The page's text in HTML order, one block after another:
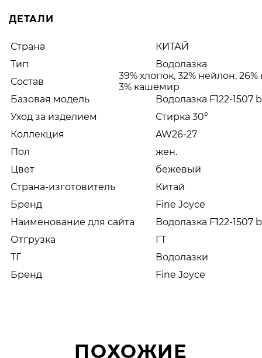
ДЕТАЛИ
Страна
КИТАЙ
Тип
Водолазка
Состав
39% хлопок, 32% нейлон,
3% кашемир
Базовая модель
Водолазка F122-1507
Уход за изделием
Стирка 30°
Коллекция
AW26-27
Пол
жен.
Цвет
бежевый
Страна-изготовитель
Китай
Бренд
Fine Joyce
Наименование для сайта
Водолазка F122-1507
Отгрузка
ГТ
ТГ
Водолазки
Бренд
Fine Joyce
ПОХОЖИЕ